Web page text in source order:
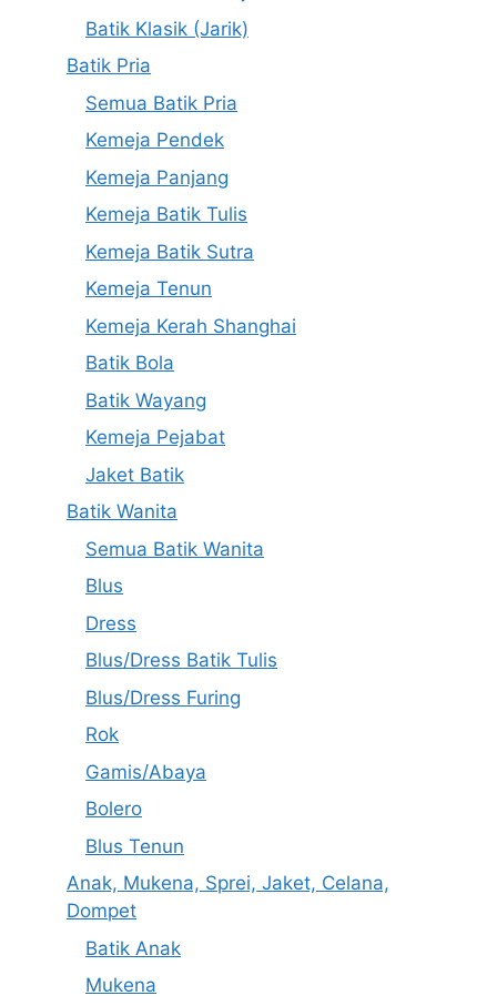
Batik Klasik (Jarik)
Batik Pria
Semua Batik Pria
Kemeja Pendek
Kemeja Panjang
Kemeja Batik Tulis
Kemeja Batik Sutra
Kemeja Tenun
Kemeja Kerah Shanghai
Batik Bola
Batik Wayang
Kemeja Pejabat
Jaket Batik
Batik Wanita
Semua Batik Wanita
Blus
Dress
Blus/Dress Batik Tulis
Blus/Dress Furing
Rok
Gamis/Abaya
Bolero
Blus Tenun
Anak, Mukena, Sprei, Jaket, Celana,
Dompet
Batik Anak
Mukena